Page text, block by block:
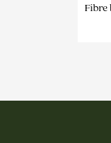
Fibre